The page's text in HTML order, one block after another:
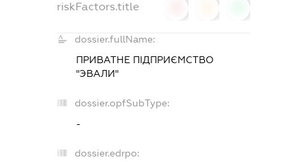
riskFactors.title
dossier.fullName:
ПРИВАТНЕ ПІДПРИЄМСТВО
"ЭВАЛИ"
dossier.opfSubType:
-
dossier.edrpo: